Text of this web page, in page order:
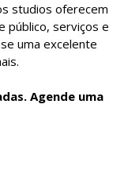
studios oferecem
público, serviços e
uma excelente
Agende uma